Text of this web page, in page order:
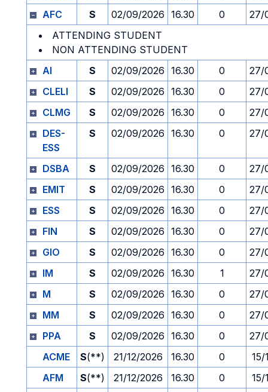
AFC
S 02/09/2026 16.30 0
27/
ATTENDING STUDENT
NON ATTENDING STUDENT
AI
S 02/09/2026 16.30 0
27/
CLELI
S 02/09/2026 16.30 0
27/
CLMG
S 02/09/2026 16.30 0
27/
DES-
ESS
S 02/09/2026 16.30 0 27/
DSBA S 02/09/2026 16.30 0
27/
EMIT
S 02/09/2026 16.30 0
27/
ESS
S 02/09/2026 16.30 0
27/
FIN
S 02/09/2026 16.30 0
27/
GIO
S 02/09/2026 16.30 0
27/
IM
S 02/09/2026 16.30 1
27/
M
S 02/09/2026 16.30 0
27/
MM
S 02/09/2026 16.30 0
27/
PPA
S 02/09/2026 16.30 0
27/
ACME
S(**) 21/12/2026 16.30 0
15/
AFM
S(**) 21/12/2026 16.30 0
15/